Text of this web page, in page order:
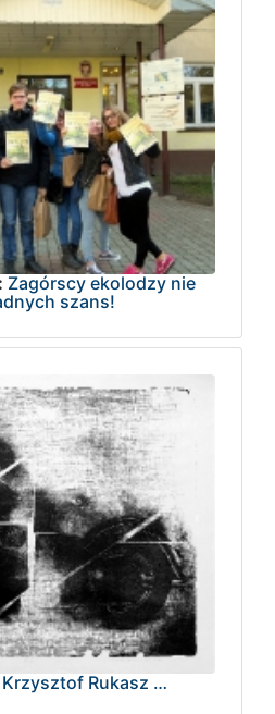
Zagórscy ekolodzy nie
szans!
Krzysztof Rukasz …